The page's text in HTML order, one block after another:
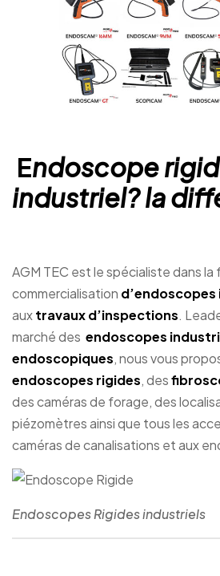
Endoscope
industriel? la
AGM TEC est le spécialiste dans
commercialisation
auxtravaux d’inspections.
marché des endoscopes
endoscopiques, nous vous
endoscopes rigides, des
des caméras de forage, des
piézomètres ainsi que tous les
caméras de canalisations et aux
Endoscopes Rigides industriels